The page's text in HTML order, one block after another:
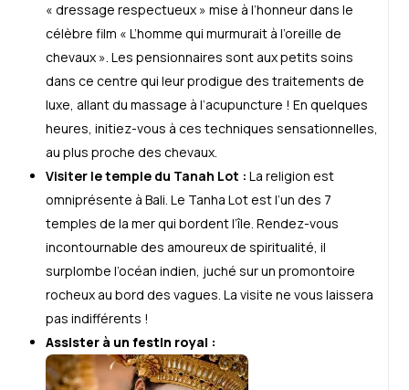
« dressage respectueux » mise à l’honneur dans le
célèbre film « L’homme qui murmurait à l’oreille de
chevaux ». Les pensionnaires sont aux petits soins
dans ce centre qui leur prodigue des traitements de
luxe, allant du massage à l’acupuncture ! En quelques
heures, initiez-vous à ces techniques sensationnelles,
au plus proche des chevaux.
Visiter le temple du Tanah Lot : La religion est
omniprésente à Bali. Le Tanha Lot est l’un des 7
temples de la mer qui bordent l’île. Rendez-vous
incontournable des amoureux de spiritualité, il
surplombe l’océan indien, juché sur un promontoire
rocheux au bord des vagues. La visite ne vous laissera
pas indifférents !
Assister à un festin royal :